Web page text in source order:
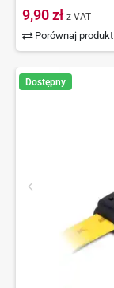
9,90 zł z VAT
Porównaj produkt
Dostępny